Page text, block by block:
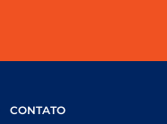
CONTATO